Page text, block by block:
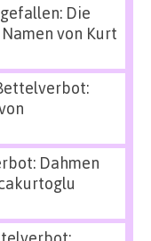
Die
von Kurt
Dahmen